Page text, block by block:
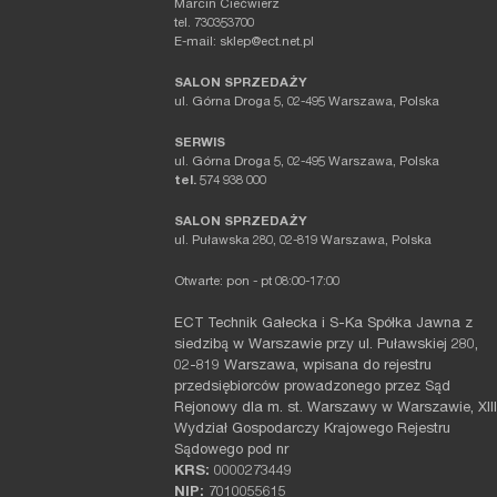
Marcin Ciećwierz
tel. 730353700
E-mail: sklep@ect.net.pl
SALON SPRZEDAŻY
ul. Górna Droga 5, 02-495 Warszawa, Polska
SERWIS
ul. Górna Droga 5, 02-495 Warszawa, Polska
tel. 574 938 000
SALON SPRZEDAŻY
ul. Puławska 280, 02-819 Warszawa, Polska
Otwarte: pon - pt 08:00-17:00
ECT Technik Gałecka i S-Ka Spółka Jawna z
siedzibą w Warszawie przy ul. Puławskiej 280,
02-819 Warszawa, wpisana do rejestru
przedsiębiorców prowadzonego przez Sąd
Rejonowy dla m. st. Warszawy w Warszawie, XIII
Wydział Gospodarczy Krajowego Rejestru
Sądowego pod nr
KRS: 0000273449
NIP: 7010055615